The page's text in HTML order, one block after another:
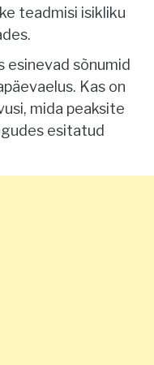
teadmisi isikliku
esinevad sõnumid
Kas on
mida peaksite
esitatud